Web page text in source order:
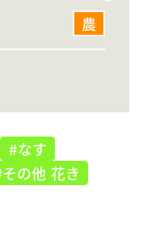
農
#なす
の他 花き